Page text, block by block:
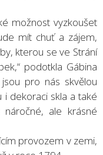
možnost vyzkoušet
mít chuť a zájem,
kterou se ve Strání
podotkla Gábina
pro nás skvělou
dekoraci skla a také
ale krásné
provozem v zemi,